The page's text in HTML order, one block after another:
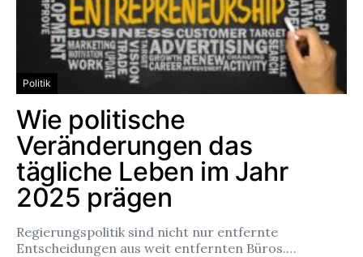
Politik
Wie politische
Veränderungen das
tägliche Leben im Jahr
2025 prägen
Regierungspolitik sind nicht nur entfernte
Entscheidungen aus weit entfernten Büros.…